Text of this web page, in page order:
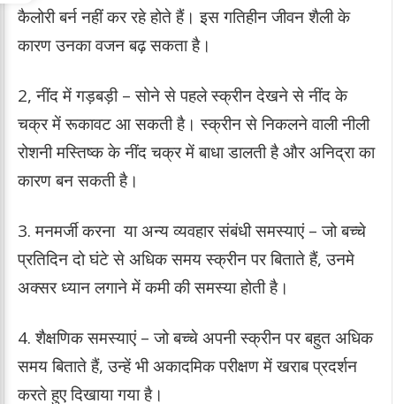
कैलोरी बर्न नहीं कर रहे होते हैं। इस गतिहीन जीवन शैली के
कारण उनका वजन बढ़ सकता है।
2, नींद में गड़बड़ी – सोने से पहले स्क्रीन देखने से नींद के
चक्र में रूकावट आ सकती है। स्क्रीन से निकलने वाली नीली
रोशनी मस्तिष्क के नींद चक्र में बाधा डालती है और अनिद्रा का
कारण बन सकती है।
3. मनमर्जी करना या अन्य व्यवहार संबंधी समस्याएं – जो बच्चे
प्रतिदिन दो घंटे से अधिक समय स्क्रीन पर बिताते हैं, उनमे
अक्सर ध्यान लगाने में कमी की समस्या होती है।
4. शैक्षणिक समस्याएं – जो बच्चे अपनी स्क्रीन पर बहुत अधिक
समय बिताते हैं, उन्हें भी अकादमिक परीक्षण में खराब प्रदर्शन
करते हुए दिखाया गया है।